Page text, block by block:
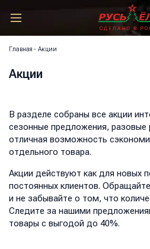
РУСЬ-ЁЛКА –
Главная - Акции
Акции
В разделе собраны все акции
сезонные предложения,
отличная возможность
отдельного товара.
Акции действуют как для новых
постоянных клиентов.
и не забывайте о том, что
Следите за нашими
товары с выгодой до 40%.